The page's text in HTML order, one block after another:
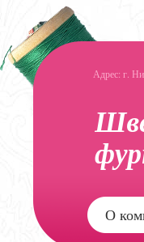
Адрес: г.
О